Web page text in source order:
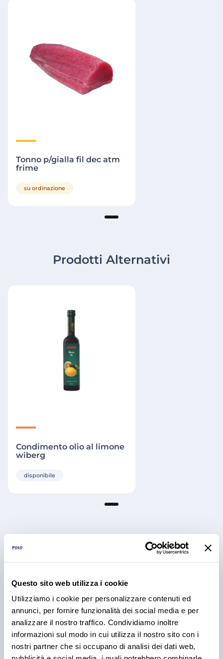
Questo sito web utilizza i cookie
Utilizziamo i cookie per personalizzare contenuti ed
annunci, per fornire funzionalità dei social media e per
analizzare il nostro traffico. Condividiamo inoltre
informazioni sul modo in cui utilizza il nostro sito con i
nostri partner che si occupano di analisi dei dati web,
Tonno p/gialla fil dec atm
frime
su ordinazione
Prodotti Alternativi
Condimento olio al limone
wiberg
disponibile
Articoli e Iniziative